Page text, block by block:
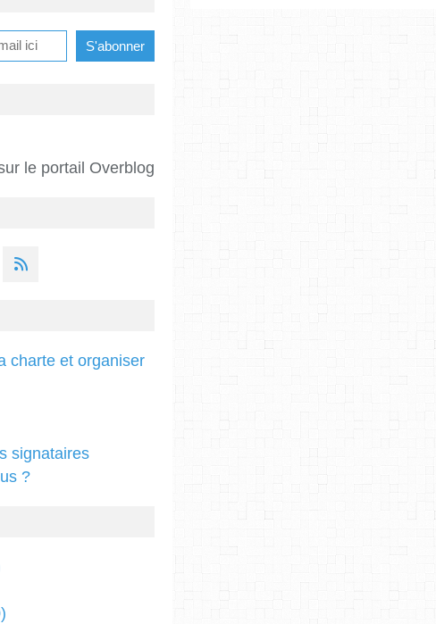
le portail Overblog
charte et organiser
signataires
?